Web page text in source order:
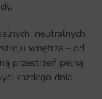
neutralnych
wnętrza – od
przestrzeń pełną
każdego dnia